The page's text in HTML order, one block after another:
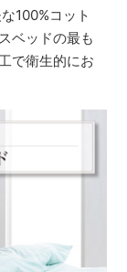
100%コット
ベッドの最も
で衛生的にお